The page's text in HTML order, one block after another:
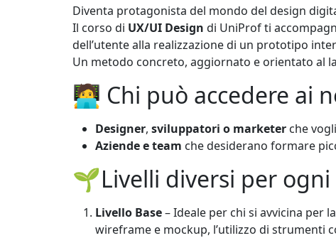
Diventa protagonista del mondo del design
Il corso di UX/UI Design di UniProf ti
dell’utente alla realizzazione di un prototipo
Un metodo concreto, aggiornato e orientato al
🧑‍💻 Chi può accedere ai
Designer, sviluppatori o marketer che
Aziende e team che desiderano formare
🌱Livelli diversi per
Livello Base– Ideale per chi si avvicina per
wireframe e mockup, l’utilizzo di strumenti